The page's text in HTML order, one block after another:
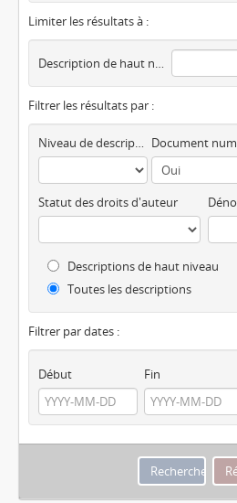
Limiter les résultats à :
Description de haut niveau
Filtrer les résultats par :
Niveau de description
Statut des droits d'auteur
Descriptions de haut niveau
Toutes les descriptions
Filtrer par dates :
Début Fin